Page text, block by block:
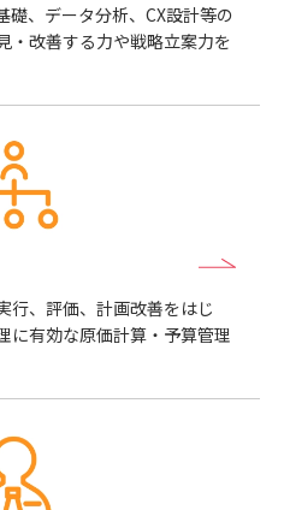
礎、データ分析、CX設計等の
・改善する力や戦略立案力を
行、評価、計画改善をはじ
に有効な原価計算・予算管理